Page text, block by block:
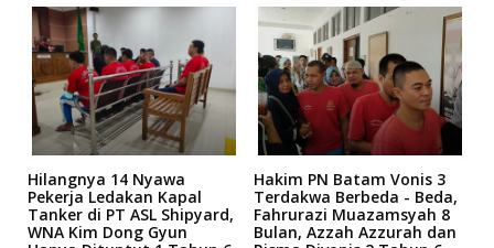
Hilangnya 14 Nyawa
Pekerja Ledakan Kapal
Tanker di PT ASL Shipyard,
WNA Kim Dong Gyun
Hakim PN Batam Vonis 3
Terdakwa Berbeda - Beda,
Fahrurazi Muazamsyah 8
Bulan, Azzah Azzurah dan